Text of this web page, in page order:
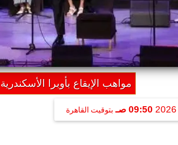
مواهب الإيقاع بأوبرا الأسكندرية
09:50 صـ بتوقيت القاهرة